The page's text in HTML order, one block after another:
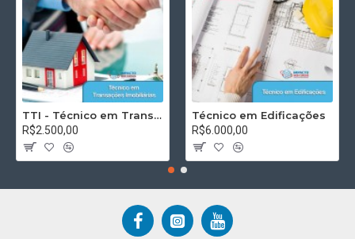
TTI - Técnico em Transações Imobiliárias
R$2.500,00
Técnico em Edificações
R$6.000,00